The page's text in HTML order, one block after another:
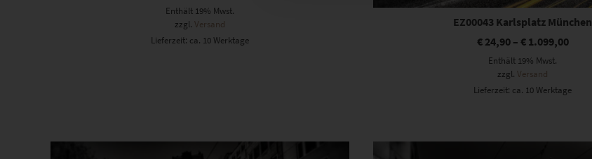
Enthält 19% Mwst.
zzgl.Versand
Lieferzeit: ca. 10 Werktage
EZ00043 Karlsplatz München
€24,90– €1.099,00
Enthält 19% Mwst.
zzgl.Versand
Lieferzeit: ca. 10 Werktage
Dieses Produkt weist mehrere Varianten auf. Die Optionen können auf der Produktseite gewählt werden Dieses Produkt weist mehrere Varianten auf. Die Optionen können auf der Produktseite gewählt werden